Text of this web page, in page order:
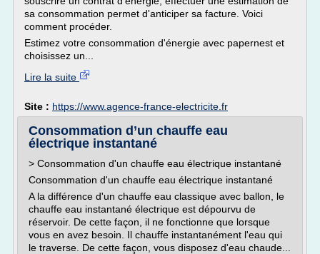
sa consommation permet d'anticiper sa facture. Voici
comment procéder.
Estimez votre consommation d'énergie avec papernest et
choisissez un...
Lire la suite
Site : https://www.agence-france-electricite.fr
Consommation d’un chauffe eau
électrique instantané
> Consommation d'un chauffe eau électrique instantané
Consommation d'un chauffe eau électrique instantané
A la différence d'un chauffe eau classique avec ballon, le
chauffe eau instantané électrique est dépourvu de
réservoir. De cette façon, il ne fonctionne que lorsque
vous en avez besoin. Il chauffe instantanément l'eau qui
le traverse. De cette façon, vous disposez d'eau chaude...